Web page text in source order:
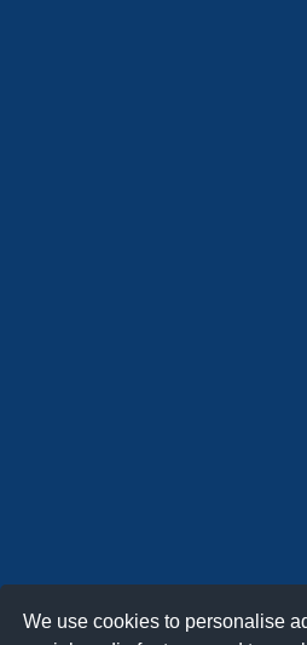
We use cookies to personalise